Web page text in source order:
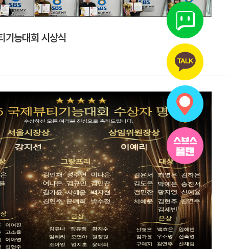
능대회 시상식